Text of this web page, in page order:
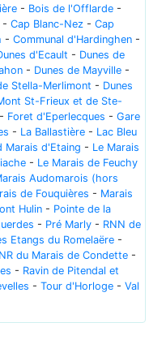
- Bois de l'Offlarde -
- Cap Blanc-Nez - Cap
- Communal d'Hardinghen -
d'Ecault - Dunes de
- Dunes de Mayville -
Stella-Merlimont - Dunes
St-Frieux et de Ste-
- Foret d'Eperlecques - Gare
- La Ballastière - Lac Bleu
Marais d'Etaing - Le Marais
- Le Marais de Feuchy
Audomarois (hors
de Fouquières - Marais
Hulin - Pointe de la
- Pré Marly - RNN de
Etangs du Romelaëre -
du Marais de Condette -
- Ravin de Pitendal et
- Tour d'Horloge - Val